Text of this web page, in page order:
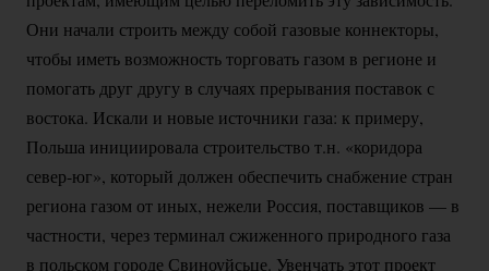
Они начали строить между собой газовые коннекторы,
чтобы иметь возможность торговать газом в регионе и
помогать друг другу в случаях прерывания поставок с
востока. Искали и новые источники газа: к примеру,
Польша инициировала строительство т.н. «коридора
север-юг», который должен обеспечить снабжение стран
региона газом от иных, нежели Россия, поставщиков — в
частности, через терминал сжиженного природного газа
в польском городе Свиноуйсьце. Увенчать этот проект